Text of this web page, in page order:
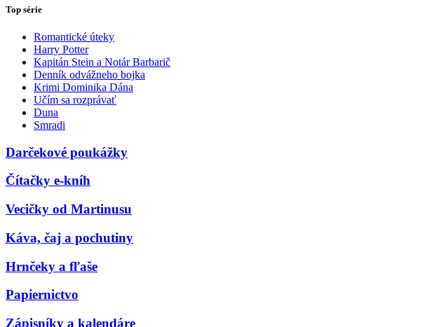
Top série
Romantické úteky
Harry Potter
Kapitán Stein a Notár Barbarič
Denník odvážneho bojka
Krimi Dominika Dána
Učím sa rozprávať
Duna
Smradi
Darčekové poukážky
Čítačky e-kníh
Vecičky od Martinusu
Káva, čaj a pochutiny
Hrnčeky a fľaše
Papiernictvo
Zápisníky a kalendáre